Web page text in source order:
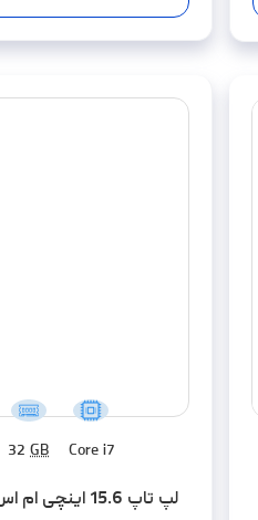
Core i7
32GB
لپ تاپ 15.6